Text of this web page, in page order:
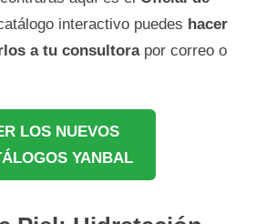
interactivo puedes hacer
a tu consultorapor correo o
LOS NUEVOS
YANBAL